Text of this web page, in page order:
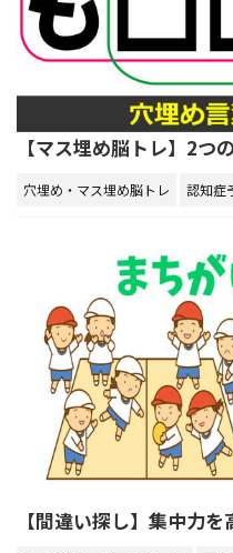
【マス埋め脳トレ】2つ
穴埋め・マス埋め脳トレ 認知症
【間違い探し】集中力